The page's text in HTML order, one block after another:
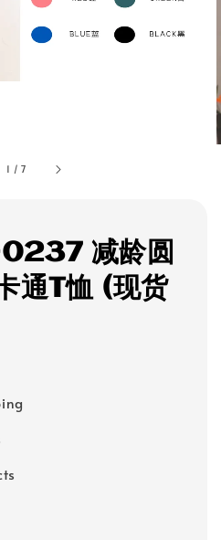
1 /7
减龄圆
通T恤 (现货